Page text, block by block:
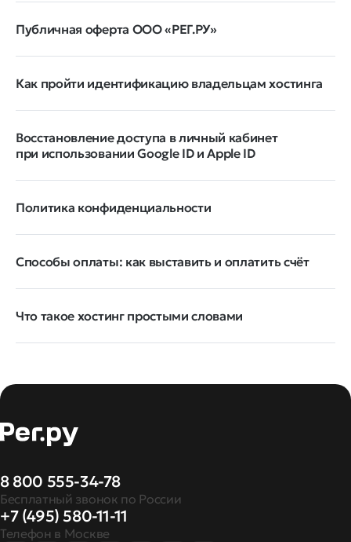
Публичная оферта ООО «РЕГ.РУ»
Как пройти идентификацию владельцам хостинга
Восстановление доступа в личный кабинет
при использовании Google ID и Apple ID
Политика конфиденциальности
Способы оплаты: как выставить и оплатить счёт
Что такое хостинг простыми словами
8 800 555-34-78
Бесплатный звонок по России
+7 (495) 580-11-11
Телефон в Москве